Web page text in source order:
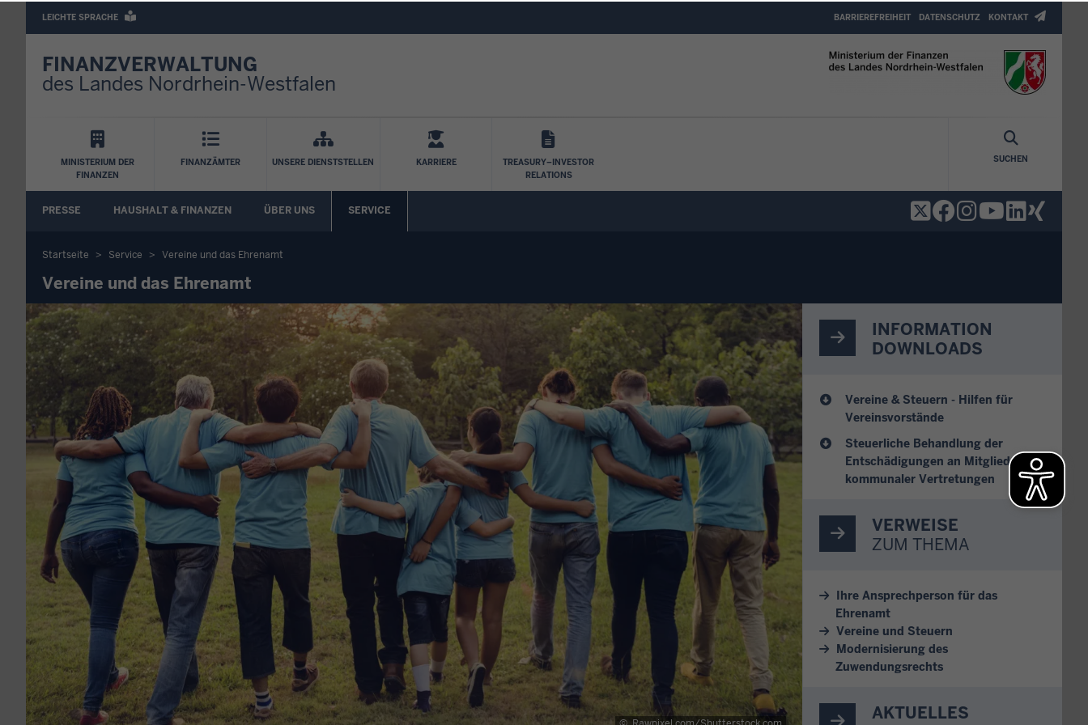
Sprachen
LEICHTE SPRACHE
Top
Menu
BARRIEREFREIHEIT DATENSCHUTZ KONTAKT
FINANZVERWALTUNG
des Landes Nordrhein-Westfalen
Hauptnavigation
MINISTERIUM DER
FINANZEN
FINANZÄMTER UNSERE DIENSTSTELLEN KARRIERE
TREASURY–INVESTOR
RELATIONS
SUCHEN
PRESSE HAUSHALT & FINANZEN ÜBER UNS SERVICE
Sie
befinden
sich
hier
Startseite Service Vereine und das Ehrenamt
Vereine und das Ehrenamt
INFORMATION
DOWNLOADS
Vereine & Steuern - Hilfen für
Vereinsvorstände
Steuerliche Behandlung der
Entschädigungen an Mitglieder
kommunaler Vertretungen
VERWEISE
ZUM THEMA
Ihre Ansprechperson für das
Ehrenamt
Vereine und Steuern
Modernisierung des
Zuwendungsrechts
AKTUELLES